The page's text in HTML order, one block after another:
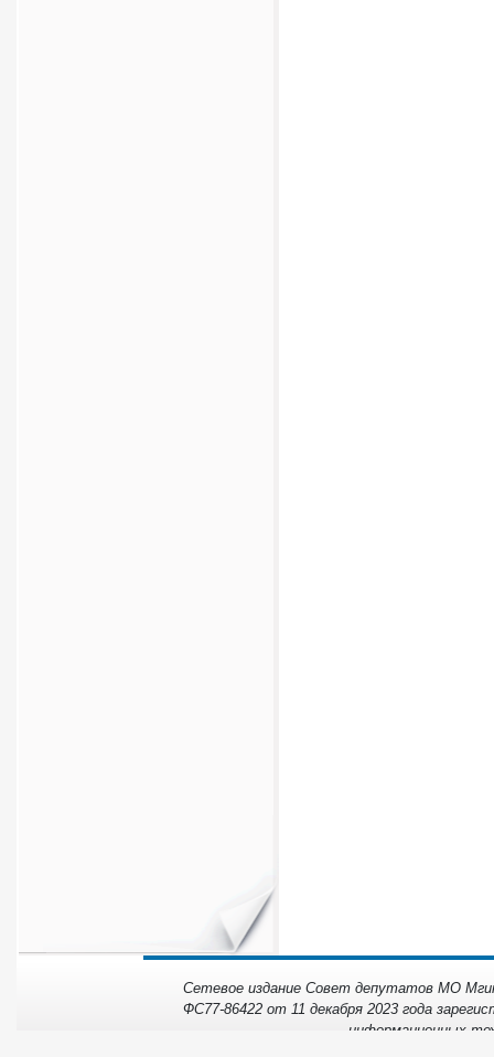
Сетевое издание Совет депутатов МО
ФС77-86422 от 11 декабря 2023 года
информационных